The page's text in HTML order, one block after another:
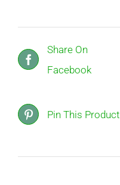
Share On
Facebook
Pin This Product